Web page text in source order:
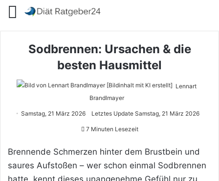
Menü
Sodbrennen: Ursachen & die
besten Hausmittel
Lennart
Brandlmayer
Samstag, 21 März 2026 Letztes Update Samstag, 21 März 2026
7 Minuten Lesezeit
Brennende Schmerzen hinter dem Brustbein und
saures Aufstoßen – wer schon einmal Sodbrennen
hatte, kennt dieses unangenehme Gefühl nur zu